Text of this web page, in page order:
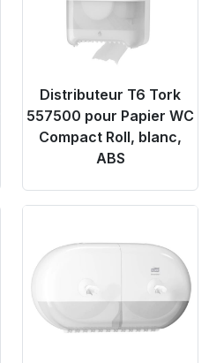
Distributeur T6 Tork
557500 pour Papier WC
Compact Roll, blanc,
ABS